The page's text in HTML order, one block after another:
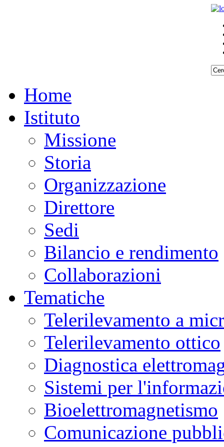
Home
Istituto
Missione
Storia
Organizzazione
Direttore
Sedi
Bilancio e rendimento
Collaborazioni
Tematiche
Telerilevamento a
Telerilevamento ottico
Diagnostica
Sistemi per
Bioelettromagnetismo
Comunicazione